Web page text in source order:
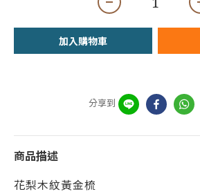
加入購物車
分享到
商品描述
花梨木紋黃金梳